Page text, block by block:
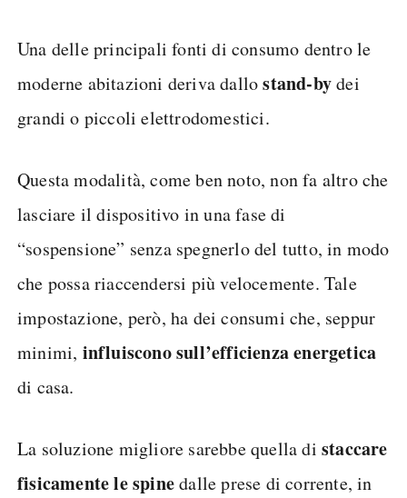
Una delle principali fonti di consumo dentro le
moderne abitazioni deriva dallostand-bydei
grandi o piccoli elettrodomestici.
Questa modalità, come ben noto, non fa altro che
lasciare il dispositivo in una fase di
“sospensione” senza spegnerlo del tutto, in modo
che possa riaccendersi più velocemente. Tale
impostazione, però, ha dei consumi che, seppur
minimi, influiscono sull’efficienza energetica
di casa.
La soluzione migliore sarebbe quella di staccare
fisicamente le spinedalle prese di corrente, in